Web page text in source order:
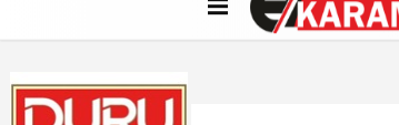
Künye İletişim